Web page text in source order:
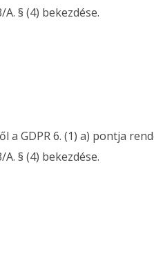
§ (4) bekezdése.
GDPR 6. (1) a) pontja
§ (4) bekezdése.